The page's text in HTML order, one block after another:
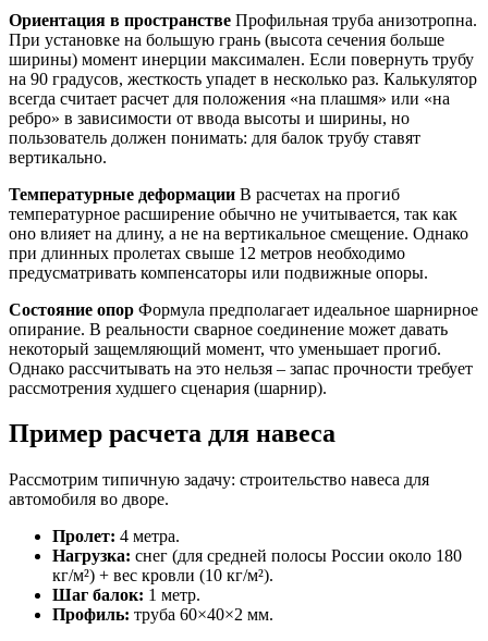
Ориентация в пространстве Профильная труба анизотропна.
При установке на большую грань (высота сечения больше
ширины) момент инерции максимален. Если повернуть трубу
на 90 градусов, жесткость упадет в несколько раз. Калькулятор
всегда считает расчет для положения «на плашмя» или «на
ребро» в зависимости от ввода высоты и ширины, но
пользователь должен понимать: для балок трубу ставят
вертикально.
Температурные деформации В расчетах на прогиб
температурное расширение обычно не учитывается, так как
оно влияет на длину, а не на вертикальное смещение. Однако
при длинных пролетах свыше 12 метров необходимо
предусматривать компенсаторы или подвижные опоры.
Состояние опор Формула предполагает идеальное шарнирное
опирание. В реальности сварное соединение может давать
некоторый защемляющий момент, что уменьшает прогиб.
Однако рассчитывать на это нельзя – запас прочности требует
рассмотрения худшего сценария (шарнир).
Пример расчета для навеса
Рассмотрим типичную задачу: строительство навеса для
автомобиля во дворе.
Пролет: 4 метра.
Нагрузка: снег (для средней полосы России около 180
кг/м²) + вес кровли (10 кг/м²).
Шаг балок: 1 метр.
Профиль: труба 60×40×2 мм.